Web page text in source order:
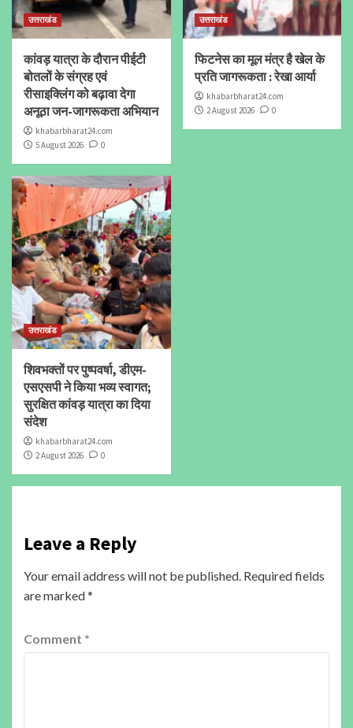
उत्तराखंड
कांवड़ यात्रा के दौरान पीईटी
बोतलों के संग्रह एवं
रीसाइक्लिंग को बढ़ावा देगा
अनूठा जन-जागरूकता अभियान
khabarbharat24.com
5 August 2026
0
उत्तराखंड
फिटनेस का मूल मंत्र है खेल के
प्रति जागरूकता : रेखा आर्या
khabarbharat24.com
2 August 2026
0
उत्तराखंड
शिवभक्तों पर पुष्पवर्षा, डीएम-
एसएसपी ने किया भव्य स्वागत;
सुरक्षित कांवड़ यात्रा का दिया
संदेश
khabarbharat24.com
2 August 2026
0
Leave a Reply
Your email address will not be published. Required fields
are marked*
Comment *